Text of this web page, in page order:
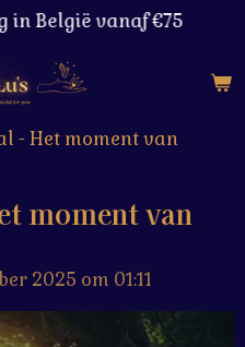
in België vanaf €75
- Het moment van
moment van
2025 om 01:11